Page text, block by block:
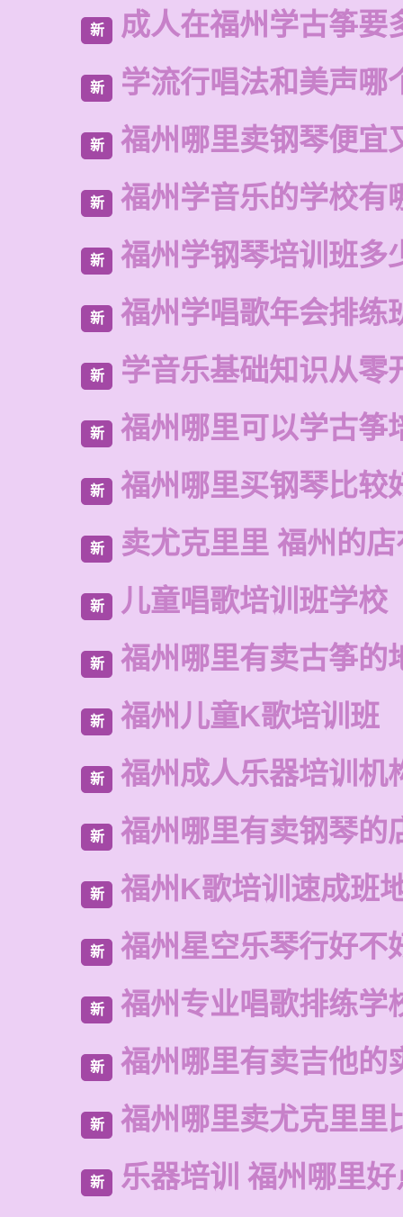
新 成人在福州学古筝要
新 学流行唱法和美声哪
新 福州哪里卖钢琴便宜
新 福州学音乐的学校有
新 福州学钢琴培训班多
新 福州学唱歌年会排练
新 学音乐基础知识从零
新 福州哪里可以学古筝
新 福州哪里买钢琴比较
新 卖尤克里里 福州的
新 儿童唱歌培训班学校
新 福州哪里有卖古筝的
新 福州儿童K歌培训班
新 福州成人乐器培训机
新 福州哪里有卖钢琴的
新 福州K歌培训速成班
新 福州星空乐琴行好不
新 福州专业唱歌排练学
新 福州哪里有卖吉他的
新 福州哪里卖尤克里里
新 乐器培训 福州哪里